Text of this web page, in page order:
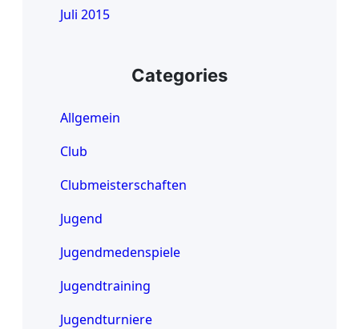
Juli 2015
Categories
Allgemein
Club
Clubmeisterschaften
Jugend
Jugendmedenspiele
Jugendtraining
Jugendturniere